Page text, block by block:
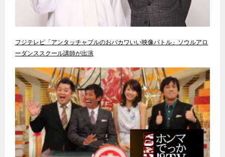
フジテレビ「アンタッチャブルのおバカワいい映像バトル」ソウルアロ
ーダンススクール講師が出演